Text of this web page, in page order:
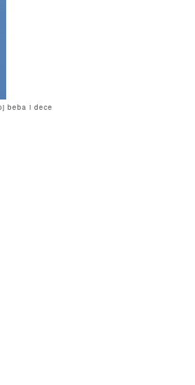
beba i dece